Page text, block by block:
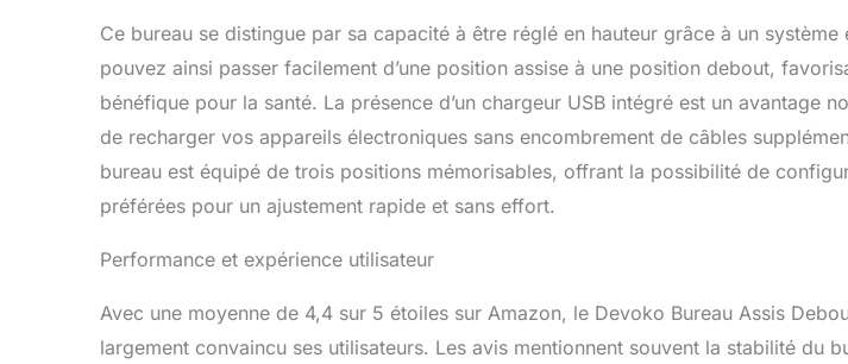
Ce bureau se distingue par sa capacité à être réglé en hauteur grâce à un système
pouvez ainsi passer facilement d’une position assise à une position debout,
bénéfique pour la santé. La présence d’un chargeur USB intégré est un avantage
de recharger vos appareils électroniques sans encombrement de câbles
bureau est équipé de trois positions mémorisables, offrant la possibilité de
préférées pour un ajustement rapide et sans effort.
Performance et expérience utilisateur
Avec une moyenne de 4,4 sur 5 étoiles sur Amazon, le Devoko Bureau Assis
largement convaincu ses utilisateurs. Les avis mentionnent souvent la stabilité du